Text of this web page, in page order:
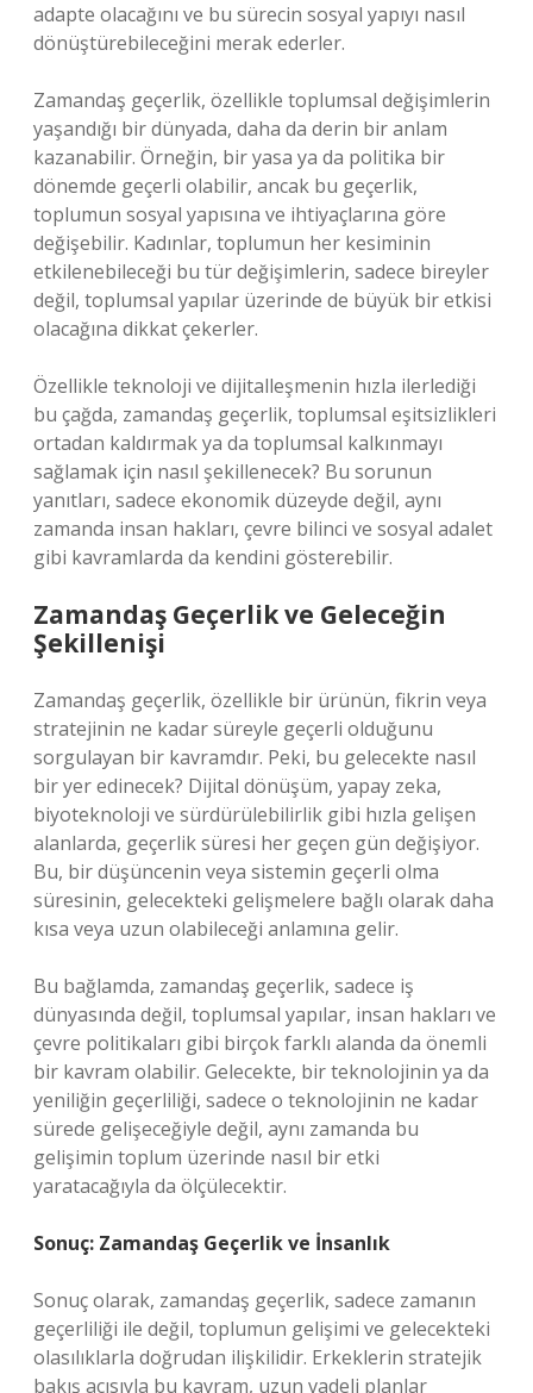
adapte olacağını ve bu sürecin sosyal yapıyı nasıl
dönüştürebileceğini merak ederler.
Zamandaş geçerlik, özellikle toplumsal değişimlerin
yaşandığı bir dünyada, daha da derin bir anlam
kazanabilir. Örneğin, bir yasa ya da politika bir
dönemde geçerli olabilir, ancak bu geçerlik,
toplumun sosyal yapısına ve ihtiyaçlarına göre
değişebilir. Kadınlar, toplumun her kesiminin
etkilenebileceği bu tür değişimlerin, sadece bireyler
değil, toplumsal yapılar üzerinde de büyük bir etkisi
olacağına dikkat çekerler.
Özellikle teknoloji ve dijitalleşmenin hızla ilerlediği
bu çağda, zamandaş geçerlik, toplumsal eşitsizlikleri
ortadan kaldırmak ya da toplumsal kalkınmayı
sağlamak için nasıl şekillenecek? Bu sorunun
yanıtları, sadece ekonomik düzeyde değil, aynı
zamanda insan hakları, çevre bilinci ve sosyal adalet
gibi kavramlarda da kendini gösterebilir.
Zamandaş Geçerlik ve Geleceğin
Şekillenişi
Zamandaş geçerlik, özellikle bir ürünün, fikrin veya
stratejinin ne kadar süreyle geçerli olduğunu
sorgulayan bir kavramdır. Peki, bu gelecekte nasıl
bir yer edinecek? Dijital dönüşüm, yapay zeka,
biyoteknoloji ve sürdürülebilirlik gibi hızla gelişen
alanlarda, geçerlik süresi her geçen gün değişiyor.
Bu, bir düşüncenin veya sistemin geçerli olma
süresinin, gelecekteki gelişmelere bağlı olarak daha
kısa veya uzun olabileceği anlamına gelir.
Bu bağlamda, zamandaş geçerlik, sadece iş
dünyasında değil, toplumsal yapılar, insan hakları ve
çevre politikaları gibi birçok farklı alanda da önemli
bir kavram olabilir. Gelecekte, bir teknolojinin ya da
yeniliğin geçerliliği, sadece o teknolojinin ne kadar
sürede gelişeceğiyle değil, aynı zamanda bu
gelişimin toplum üzerinde nasıl bir etki
yaratacağıyla da ölçülecektir.
Sonuç: Zamandaş Geçerlik ve İnsanlık
Sonuç olarak, zamandaş geçerlik, sadece zamanın
geçerliliği ile değil, toplumun gelişimi ve gelecekteki
olasılıklarla doğrudan ilişkilidir. Erkeklerin stratejik
bakış açısıyla bu kavram, uzun vadeli planlar